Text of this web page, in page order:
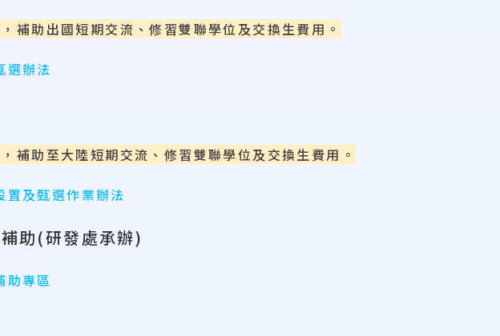
補助出國短期交流、修習雙聯學位及交換生費用。
選辦法
補助至大陸短期交流、修習雙聯學位及交換生費用。
置及甄選作業辦法
助(研發處承辦)
助專區